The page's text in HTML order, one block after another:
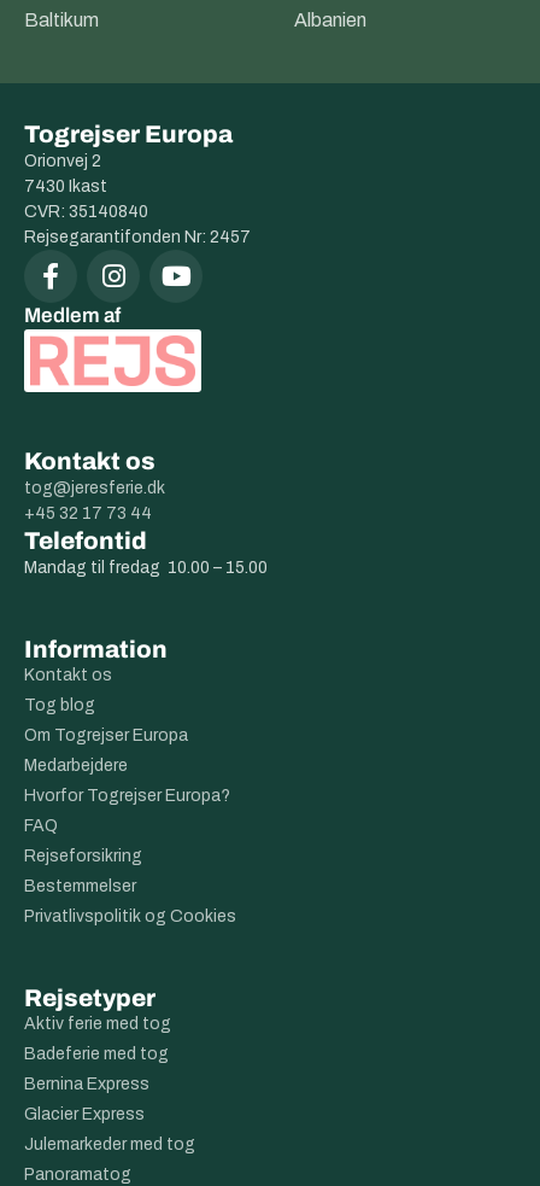
Baltikum
Albanien
Togrejser Europa
Orionvej 2
7430 Ikast
CVR: 35140840
Rejsegarantifonden Nr: 2457
Medlem af
Kontakt os
tog@jeresferie.dk
+45 32 17 73 44
Telefontid
Mandag til fredag 10.00 – 15.00
Information
Kontakt os
Tog blog
Om Togrejser Europa
Medarbejdere
Hvorfor Togrejser Europa?
FAQ
Rejseforsikring
Bestemmelser
Privatlivspolitik og Cookies
Rejsetyper
Aktiv ferie med tog
Badeferie med tog
Bernina Express
Glacier Express
Julemarkeder med tog
Panoramatog